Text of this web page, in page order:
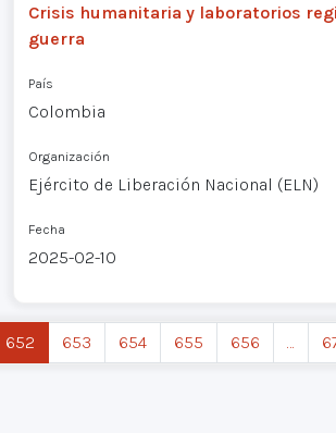
Crisis humanitaria y laboratorios
guerra
País
Colombia
Organización
Ejército de Liberación Nacional (ELN)
Fecha
2025-02-10
652 653 654 655 656